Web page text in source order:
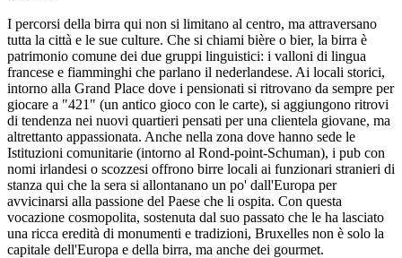
I percorsi della birra qui non si limitano al centro, ma attraversano
tutta la città e le sue culture. Che si chiami bière o bier, la birra è
patrimonio comune dei due gruppi linguistici: i valloni di lingua
francese e fiamminghi che parlano il nederlandese. Ai locali storici,
intorno alla Grand Place dove i pensionati si ritrovano da sempre per
giocare a "421" (un antico gioco con le carte), si aggiungono ritrovi
di tendenza nei nuovi quartieri pensati per una clientela giovane, ma
altrettanto appassionata. Anche nella zona dove hanno sede le
Istituzioni comunitarie (intorno al Rond-point-Schuman), i pub con
nomi irlandesi o scozzesi offrono birre locali ai funzionari stranieri di
stanza qui che la sera si allontanano un po' dall'Europa per
avvicinarsi alla passione del Paese che li ospita. Con questa
vocazione cosmopolita, sostenuta dal suo passato che le ha lasciato
una ricca eredità di monumenti e tradizioni, Bruxelles non è solo la
capitale dell'Europa e della birra, ma anche dei gourmet.